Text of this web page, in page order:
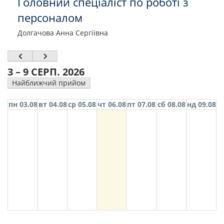
персоналом
Долгачова Анна Сергіївна
3 – 9 СЕРП. 2026
Найближчий прийом
пн 03.08вт 04.08ср 05.08чт 06.08пт 07.08 сб 08.08 нд 09.08